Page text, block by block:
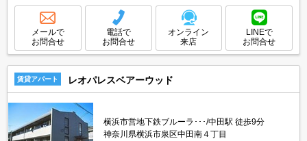
っぷり。初期費用・家賃カード払い可。家賃の支払でポイントたまります
（条件あり）。駅近。最上階。
メールで
お問合せ
電話で
お問合せ
オンライン
来店
LINEで
お問合せ
賃貸アパート レオパレスベアーウッド
横浜市営地下鉄ブルーラ･･･/中田駅 徒歩9分
神奈川県横浜市泉区中田南４丁目